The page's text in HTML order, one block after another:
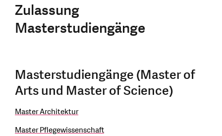
Zulassung
Masterstudiengänge
Masterstudiengänge (Master of
Arts und Master of Science)
Master Architektur
Master Pflegewissenschaft